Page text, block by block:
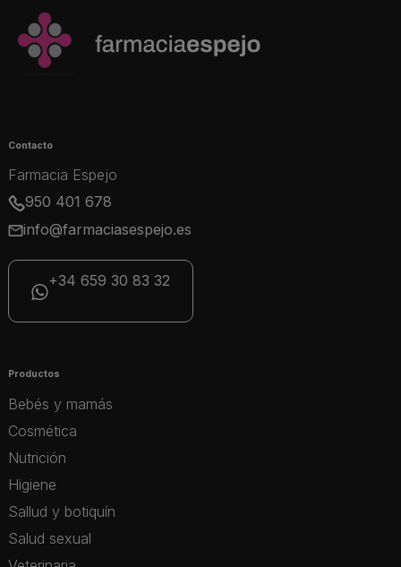
Contacto
Farmacia Espejo
950 401 678
info@farmaciasespejo.es
+34 659 30 83 32
Productos
Bebés y mamás
Cosmética
Nutrición
Higiene
Sallud y botiquín
Salud sexual